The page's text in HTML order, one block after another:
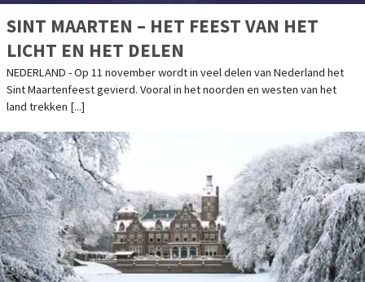
SINT MAARTEN – HET FEEST VAN HET
LICHT EN HET DELEN
NEDERLAND - Op 11 november wordt in veel delen van Nederland het
Sint Maartenfeest gevierd. Vooral in het noorden en westen van het
land trekken [...]